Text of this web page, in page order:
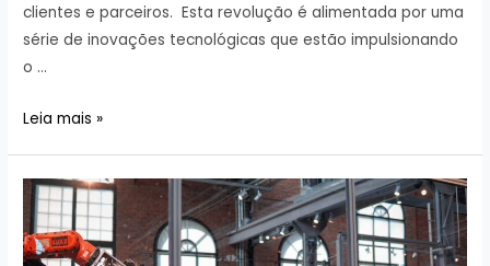
clientes e parceiros. Esta revolução é alimentada por uma
série de inovações tecnológicas que estão impulsionando
o …
Indústria
Tecnológicas
para
o
Leia mais »